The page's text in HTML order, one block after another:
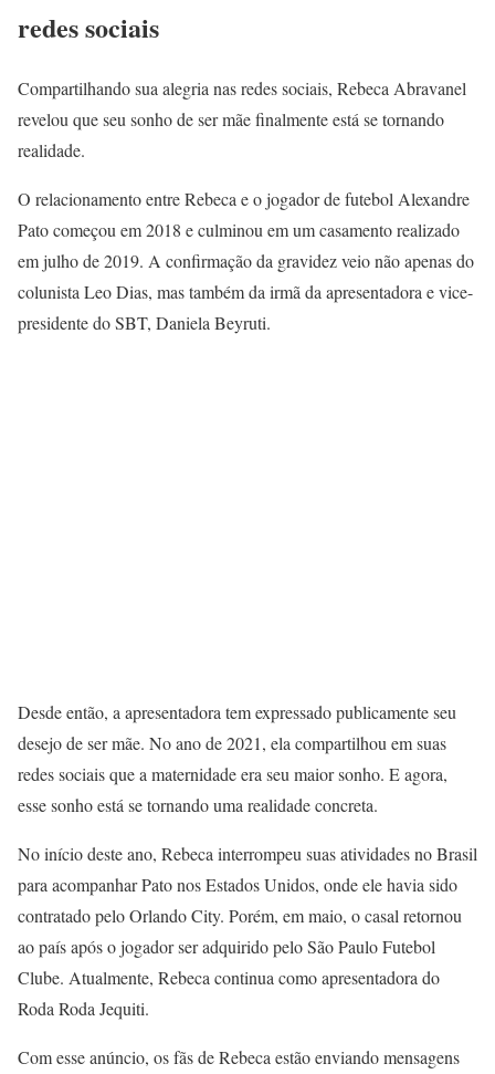
redes sociais
Compartilhando sua alegria nas redes sociais, Rebeca Abravanel
revelou que seu sonho de ser mãe finalmente está se tornando
realidade.
O relacionamento entre Rebeca e o jogador de futebol Alexandre
Pato começou em 2018 e culminou em um casamento realizado
em julho de 2019. A confirmação da gravidez veio não apenas do
colunista Leo Dias, mas também da irmã da apresentadora e vice-
presidente do SBT, Daniela Beyruti.
Desde então, a apresentadora tem expressado publicamente seu
desejo de ser mãe. No ano de 2021, ela compartilhou em suas
redes sociais que a maternidade era seu maior sonho. E agora,
esse sonho está se tornando uma realidade concreta.
No início deste ano, Rebeca interrompeu suas atividades no Brasil
para acompanhar Pato nos Estados Unidos, onde ele havia sido
contratado pelo Orlando City. Porém, em maio, o casal retornou
ao país após o jogador ser adquirido pelo São Paulo Futebol
Clube. Atualmente, Rebeca continua como apresentadora do
Roda Roda Jequiti.
Com esse anúncio, os fãs de Rebeca estão enviando mensagens